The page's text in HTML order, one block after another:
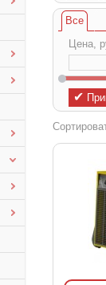
Все
Цена,
✔